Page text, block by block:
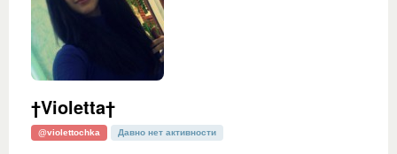
†Violetta†
@violettochka Давно нет активности